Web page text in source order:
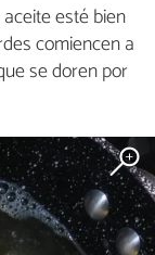
esté bien
comiencen a
se doren por